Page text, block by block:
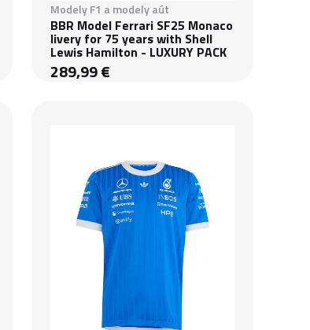
Modely F1 a modely aút
BBR Model Ferrari SF25 Monaco
livery for 75 years with Shell
Lewis Hamilton - LUXURY PACK
289,99 €